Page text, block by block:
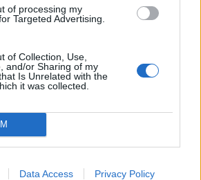
of processing my
Targeted Advertising.
of Collection, Use,
and/or Sharing of my
Is Unrelated with the
it was collected.
Data Access Privacy Policy
κατάθεση των
ΕΦΚΑ και
εκατ. ευρώ